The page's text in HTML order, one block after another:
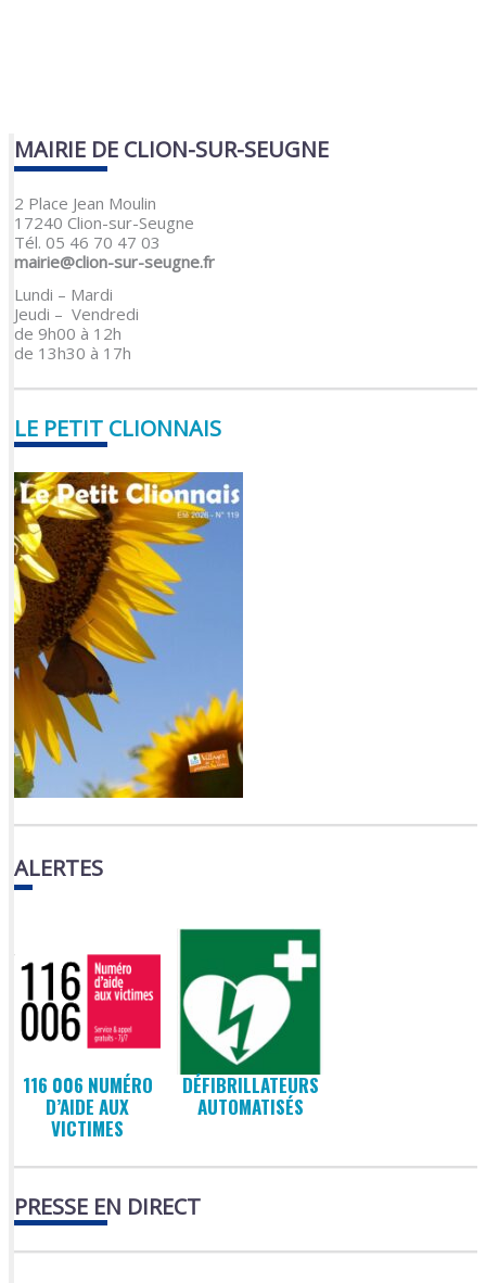
MAIRIE DE CLION-SUR-SEUGNE
2 Place Jean Moulin
17240 Clion-sur-Seugne
Tél. 05 46 70 47 03
mairie@clion-sur-seugne.fr
Lundi – Mardi
Jeudi – Vendredi
de 9h00 à 12h
de 13h30 à 17h
LE PETIT CLIONNAIS
ALERTES
116 006 NUMÉRO
D’AIDE AUX
VICTIMES
DÉFIBRILLATEURS
AUTOMATISÉS
PRESSE EN DIRECT